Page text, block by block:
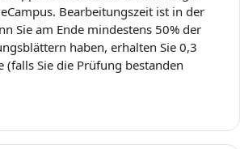
Bearbeitungszeit ist in der
Sie am Ende mindestens 50% der
haben, erhalten Sie 0,3
(falls Sie die Prüfung bestanden